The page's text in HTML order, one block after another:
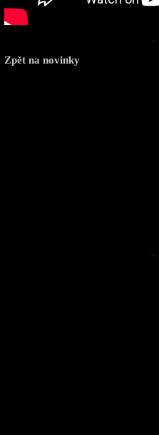
Zpět na novinky